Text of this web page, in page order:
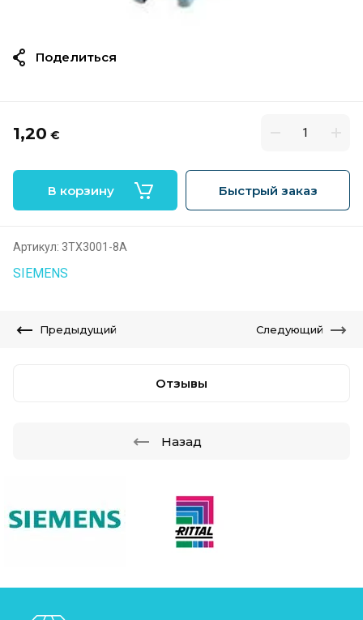
1,20 €
В корзину Быстрый заказ
Артикул: 3TX3001-8A
SIEMENS
Поделиться
Предыдущий Следующий
Отзывы
Назад